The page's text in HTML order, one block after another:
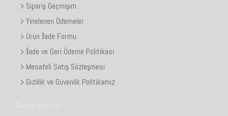
Sipariş Geçmişim
Yinelenen Ödemeler
Ürün İade Formu
İade ve Geri Ödeme Politikası
Mesafeli Satış Sözleşmesi
Gizlilik ve Güvenlik Politikamız
Kampanyalar